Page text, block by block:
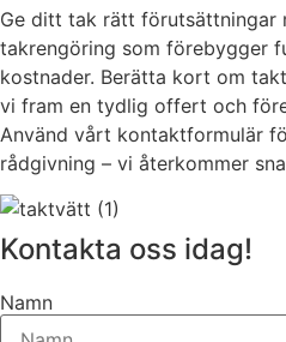
Ge ditt tak rätt förutsättningar
takrengöring som förebygger
kostnader. Berätta kort om
vi fram en tydlig offert och
Använd vårt kontaktformulär
rådgivning – vi återkommer
Kontakta oss idag!
Namn